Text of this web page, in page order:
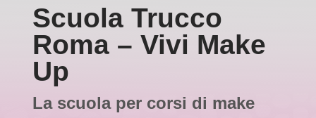
Scuola Trucco
Roma – Vivi Make
Up
La scuola per corsi di make